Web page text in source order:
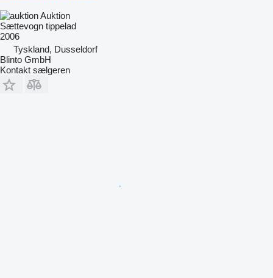
Auktion
Sættevogn tippelad
2006
Tyskland, Dusseldorf
Blinto GmbH
Kontakt sælgeren